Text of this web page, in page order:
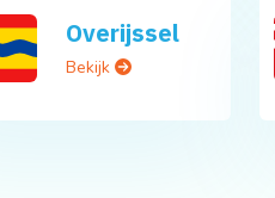
Overijssel
Bekijk